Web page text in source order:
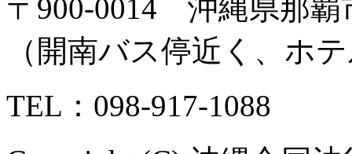
〒900-0014 沖縄県那覇
（開南バス停近く、ホ
TEL：098-917-1088